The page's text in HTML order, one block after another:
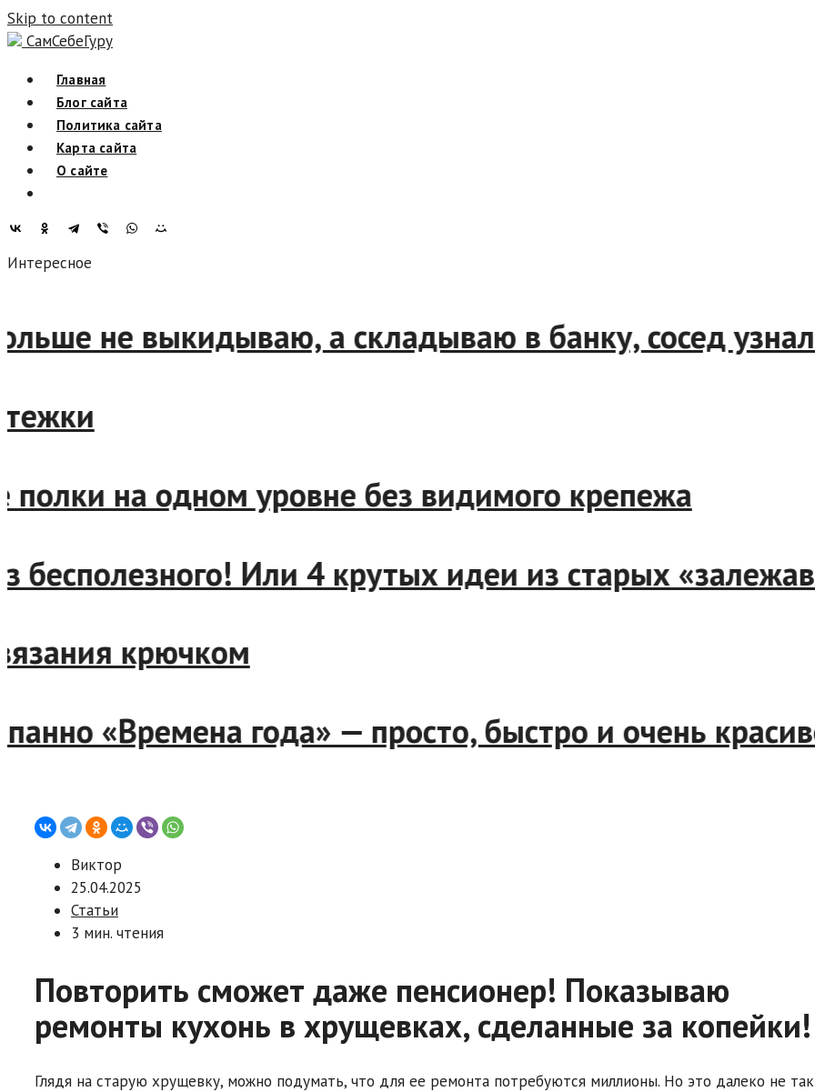
Skip to content
СамСебеГуру
Главная
Блог сайта
Политика сайта
Карта сайта
О сайте
Интересное
больше не выкидываю, а складываю в банку, сосед
стежки
полки на одном уровне без видимого крепежа
из бесполезного! Или 4 крутых идеи из старых
вязания крючком
панно «Времена года» — просто, быстро и очень
Виктор
25.04.2025
Статьи
3 мин. чтения
Повторить сможет даже пенсионер! Показываю
ремонты кухонь в хрущевках, сделанные за копейки!
Глядя на старую хрущевку, можно подумать, что для ее ремонта потребуются миллионы. Но это далеко не